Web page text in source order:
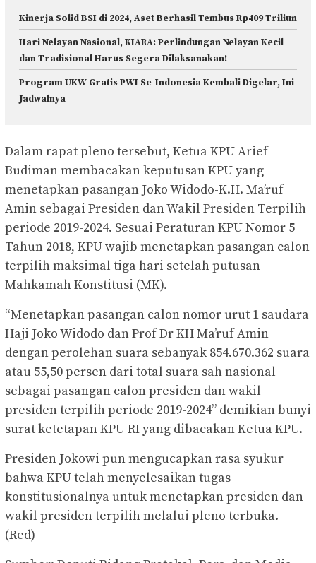
Kinerja Solid BSI di 2024, Aset Berhasil Tembus Rp409 Triliun
Hari Nelayan Nasional, KIARA: Perlindungan Nelayan Kecil
dan Tradisional Harus Segera Dilaksanakan!
Program UKW Gratis PWI Se-Indonesia Kembali Digelar, Ini
Jadwalnya
Dalam rapat pleno tersebut, Ketua KPU Arief
Budiman membacakan keputusan KPU yang
menetapkan pasangan Joko Widodo-K.H. Ma’ruf
Amin sebagai Presiden dan Wakil Presiden Terpilih
periode 2019-2024. Sesuai Peraturan KPU Nomor 5
Tahun 2018, KPU wajib menetapkan pasangan calon
terpilih maksimal tiga hari setelah putusan
Mahkamah Konstitusi (MK).
“Menetapkan pasangan calon nomor urut 1 saudara
Haji Joko Widodo dan Prof Dr KH Ma’ruf Amin
dengan perolehan suara sebanyak 854.670.362 suara
atau 55,50 persen dari total suara sah nasional
sebagai pasangan calon presiden dan wakil
presiden terpilih periode 2019-2024” demikian bunyi
surat ketetapan KPU RI yang dibacakan Ketua KPU.
Presiden Jokowi pun mengucapkan rasa syukur
bahwa KPU telah menyelesaikan tugas
konstitusionalnya untuk menetapkan presiden dan
wakil presiden terpilih melalui pleno terbuka.
(Red)